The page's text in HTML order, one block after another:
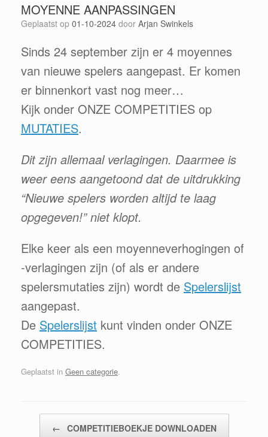
MOYENNE AANPASSINGEN
Geplaatst op 01-10-2024 door Arjan Swinkels
Sinds 24 september zijn er 4 moyennes
van nieuwe spelers aangepast. Er komen
er binnenkort vast nog meer…
Kijk onder ONZE COMPETITIES op
MUTATIES.
Dit zijn allemaal verlagingen. Daarmee is
weer eens aangetoond dat de uitdrukking
“Nieuwe spelers worden altijd te laag
opgegeven!” niet klopt.
Elke keer als een moyenneverhogingen of
-verlagingen zijn (of als er andere
spelersmutaties zijn) wordt de Spelerslijst
aangepast.
De Spelerslijst kunt vinden onder ONZE
COMPETITIES.
Geplaatst in Geen categorie.
← COMPETITIEBOEKJE DOWNLOADEN